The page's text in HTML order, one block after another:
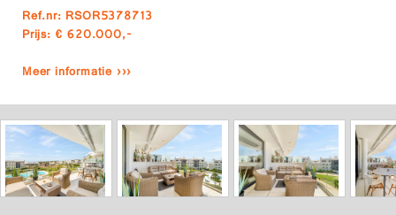
Ref.nr: RSOR5378713
Prijs: € 620.000,-
Meer informatie ›››